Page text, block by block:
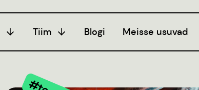
Tiim Blogi Meisse usuvad